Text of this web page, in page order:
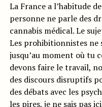
La France a l’habitude
personne ne parle des
cannabis médical. Le
Les prohibitionnistes ne
jusqu’au moment où tu
devons faire le travail,
des discours disruptifs
des débats avec les
les pires, je ne sais pas